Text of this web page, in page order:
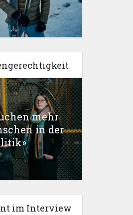
mehr
in der
im Interview